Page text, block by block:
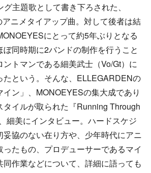
主題歌として書き下ろされた、
ニメタイアップ曲。対して後者は結
にとって約5年ぶりとなる
同時期に2バンドの制作を行うこと
トマンである細美武士（Vo/Gt）に
たという。そんな、ELLEGARDENの
ン」、MONOEYESの集大成であり
イルが取られた『Running Through
細美にインタビュー。ハードスケジ
妥協のない在り方や、少年時代にアニ
ったもの、プロデューサーであるマイ
同作業などについて、詳細に語っても